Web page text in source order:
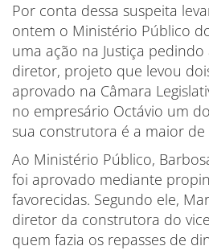
Por conta dessa suspeita
ontem o Ministério Público
uma ação na Justiça
diretor, projeto que levou
aprovado na Câmara
no empresário Octávio um
sua construtora é a maior de
Ao Ministério Público,
foi aprovado mediante
favorecidas. Segundo ele,
diretor da construtora do
quem fazia os repasses de